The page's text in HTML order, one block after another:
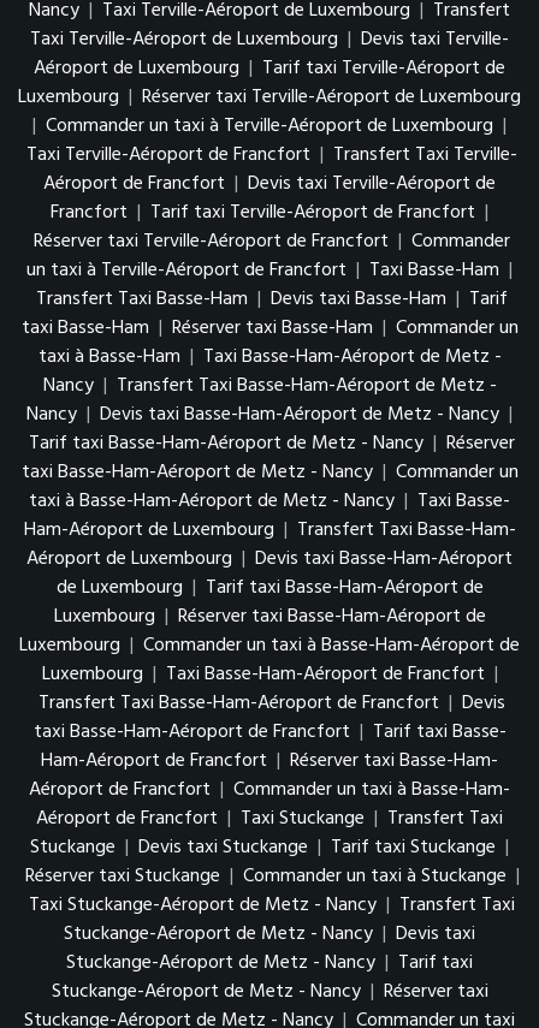
Nancy | Taxi Terville-Aéroport de Luxembourg | Transfert
Taxi Terville-Aéroport de Luxembourg | Devis taxi Terville-
Aéroport de Luxembourg | Tarif taxi Terville-Aéroport de
Luxembourg | Réserver taxi Terville-Aéroport de Luxembourg
| Commander un taxi à Terville-Aéroport de Luxembourg |
Taxi Terville-Aéroport de Francfort | Transfert Taxi Terville-
Aéroport de Francfort | Devis taxi Terville-Aéroport de
Francfort | Tarif taxi Terville-Aéroport de Francfort |
Réserver taxi Terville-Aéroport de Francfort | Commander
un taxi à Terville-Aéroport de Francfort | Taxi Basse-Ham |
Transfert Taxi Basse-Ham | Devis taxi Basse-Ham | Tarif
taxi Basse-Ham | Réserver taxi Basse-Ham | Commander un
taxi à Basse-Ham | Taxi Basse-Ham-Aéroport de Metz -
Nancy | Transfert Taxi Basse-Ham-Aéroport de Metz -
Nancy | Devis taxi Basse-Ham-Aéroport de Metz - Nancy |
Tarif taxi Basse-Ham-Aéroport de Metz - Nancy | Réserver
taxi Basse-Ham-Aéroport de Metz - Nancy | Commander un
taxi à Basse-Ham-Aéroport de Metz - Nancy | Taxi Basse-
Ham-Aéroport de Luxembourg | Transfert Taxi Basse-Ham-
Aéroport de Luxembourg | Devis taxi Basse-Ham-Aéroport
de Luxembourg | Tarif taxi Basse-Ham-Aéroport de
Luxembourg | Réserver taxi Basse-Ham-Aéroport de
Luxembourg | Commander un taxi à Basse-Ham-Aéroport de
Luxembourg | Taxi Basse-Ham-Aéroport de Francfort |
Transfert Taxi Basse-Ham-Aéroport de Francfort | Devis
taxi Basse-Ham-Aéroport de Francfort | Tarif taxi Basse-
Ham-Aéroport de Francfort | Réserver taxi Basse-Ham-
Aéroport de Francfort | Commander un taxi à Basse-Ham-
Aéroport de Francfort | Taxi Stuckange | Transfert Taxi
Stuckange | Devis taxi Stuckange | Tarif taxi Stuckange |
Réserver taxi Stuckange | Commander un taxi à Stuckange |
Taxi Stuckange-Aéroport de Metz - Nancy | Transfert Taxi
Stuckange-Aéroport de Metz - Nancy | Devis taxi
Stuckange-Aéroport de Metz - Nancy | Tarif taxi
Stuckange-Aéroport de Metz - Nancy | Réserver taxi
Stuckange-Aéroport de Metz - Nancy | Commander un taxi